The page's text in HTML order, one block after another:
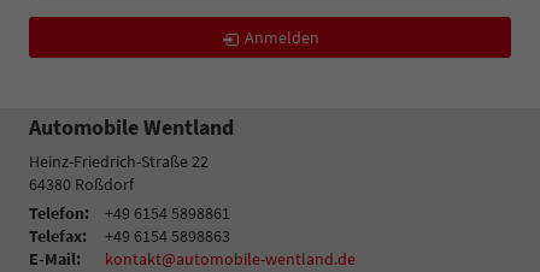
Anmelden
Automobile Wentland
Heinz-Friedrich-Straße 22
64380 Roßdorf
Telefon:
+49 6154 5898861
Telefax:
+49 6154 5898863
E-Mail:
kontakt@automobile-wentland.de